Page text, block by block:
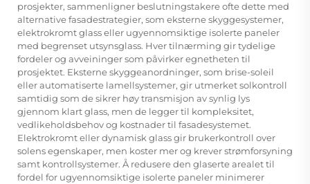
prosjekter, sammenligner beslutningstakere ofte dette med
alternative fasadestrategier, som eksterne skyggesystemer,
elektrokromt glass eller ugyennomsiktige isolerte paneler
med begrenset utsynsglass. Hver tilnærming gir tydelige
fordeler og avveininger som påvirker egnetheten til
prosjektet. Eksterne skyggeanordninger, som brise-soleil
eller automatiserte lamellsystemer, gir utmerket solkontroll
samtidig som de sikrer høy transmisjon av synlig lys
gjennom klart glass, men de legger til kompleksitet,
vedlikeholdsbehov og kostnader til fasadesystemet.
Elektrokromt eller dynamisk glass gir brukerkontroll over
solens egenskaper, men koster mer og krever strømforsyning
samt kontrollsystemer. Å redusere den glaserte arealet til
fordel for ugyennomsiktige isolerte paneler minimerer